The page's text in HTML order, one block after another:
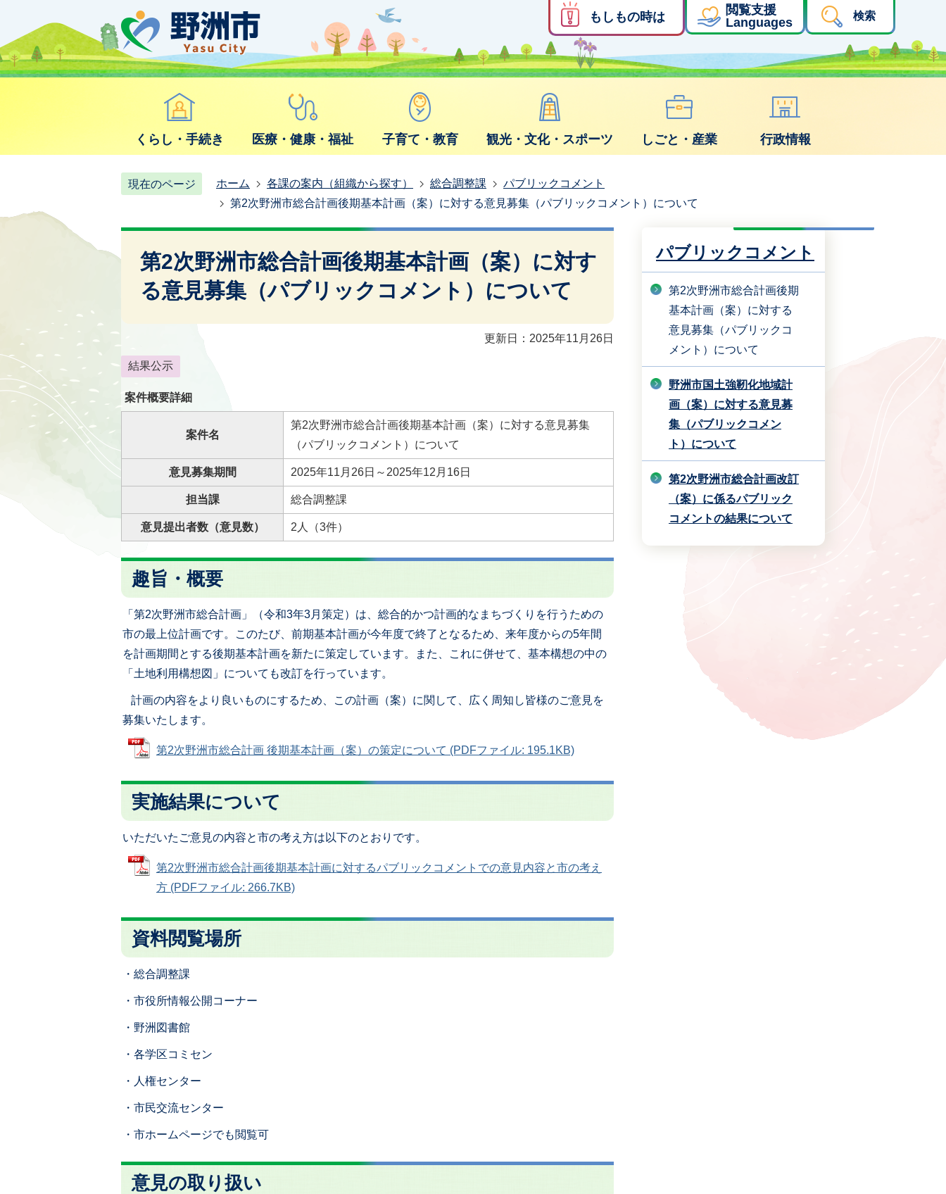
もしもの時は
閲覧支援
Languages
検索
くらし・手続き 医療・健康・福祉 子育て・教育 観光・文化・スポーツ しごと・産業 行政情報
現在のページ ホーム 各課の案内（組織から探す） 総合調整課
パブリックコメント
第2次野洲市総合計画後期基本計画（案）に対する意見募集（パブリックコメント）について
第2次野洲市総合計画後期基本計画（案）に対す
る意見募集（パブリックコメント）について
更新日：2025年11月26日
結果公示
案件概要詳細
案件名
第2次野洲市総合計画後期基本計画（案）に対する意見募集
（パブリックコメント）について
意見募集期間 2025年11月26日～2025年12月16日
担当課 総合調整課
意見提出者数（意見数） 2人（3件）
趣旨・概要
「第2次野洲市総合計画」（令和3年3月策定）は、総合的かつ計画的なまちづくりを行うための
市の最上位計画です。このたび、前期基本計画が今年度で終了となるため、来年度からの5年間
を計画期間とする後期基本計画を新たに策定しています。また、これに併せて、基本構想の中の
「土地利用構想図」についても改訂を行っています。
計画の内容をより良いものにするため、この計画（案）に関して、広く周知し皆様のご意見を
募集いたします。
第2次野洲市総合計画 後期基本計画（案）の策定について (PDFファイル: 195.1KB)
実施結果について
いただいたご意見の内容と市の考え方は以下のとおりです。
第2次野洲市総合計画後期基本計画に対するパブリックコメントでの意見内容と市の考え
方 (PDFファイル: 266.7KB)
資料閲覧場所
・総合調整課
・市役所情報公開コーナー
・野洲図書館
・各学区コミセン
・人権センター
・市民交流センター
・市ホームページでも閲覧可
意見の取り扱い
パブリックコメント
第2次野洲市総合計画後期
基本計画（案）に対する
意見募集（パブリックコ
メント）について
野洲市国土強靭化地域計
画（案）に対する意見募
集（パブリックコメン
ト）について
第2次野洲市総合計画改訂
（案）に係るパブリック
コメントの結果について